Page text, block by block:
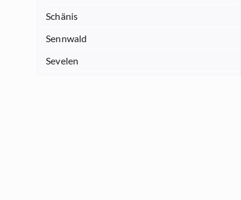
Schänis
Sennwald
Sevelen